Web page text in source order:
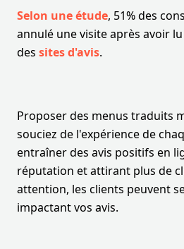
Selon une étude, 51% des
annulé une visite après avoir
des sites d'avis.
Proposer des menus traduits
souciez de l'expérience de
entraîner des avis positifs en
réputation et attirant plus de
attention, les clients peuvent
impactant vos avis.